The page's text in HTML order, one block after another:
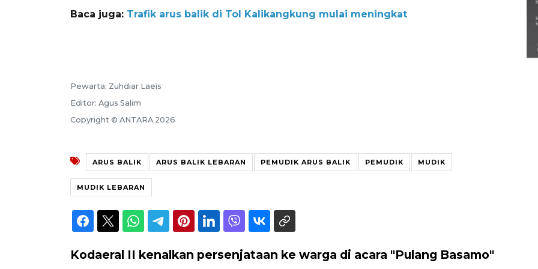
Baca juga: Trafik arus balik di Tol Kalikangkung mulai meningkat
Pewarta: Zuhdiar Laeis
Editor: Agus Salim
Copyright © ANTARA 2026
ARUS BALIK ARUS BALIK LEBARAN PEMUDIK ARUS BALIK PEMUDIK MUDIK
MUDIK LEBARAN
Kodaeral II kenalkan persenjataan ke warga di acara "Pulang Basamo"
Semarak Lebaran Ketupat di